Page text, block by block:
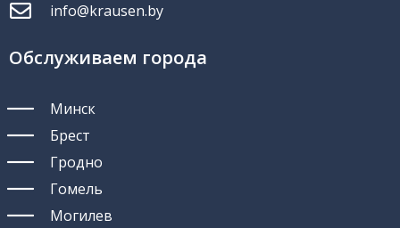
info@krausen.by
Обслуживаем города
Минск
Брест
Гродно
Гомель
Могилев